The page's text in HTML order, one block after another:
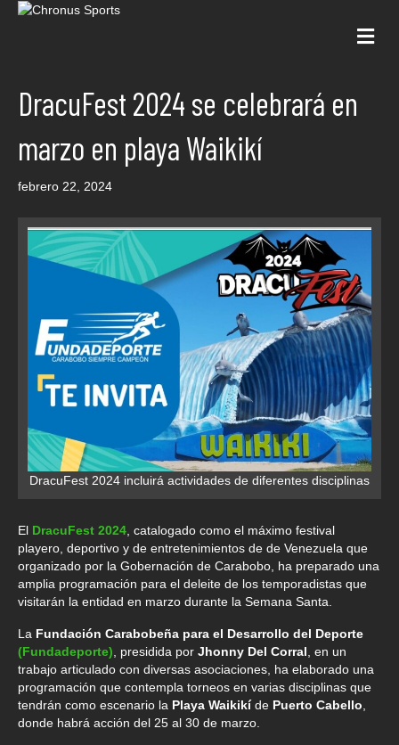
DracuFest 2024 se celebrará en
marzo en playa Waikikí
febrero 22, 2024
DracuFest 2024 incluirá actividades de diferentes disciplinas
El DracuFest 2024 , catalogado como el máximo festival
playero, deportivo y de entretenimientos de de Venezuela que
organizado por la Gobernación de Carabobo, ha preparado una
amplia programación para el deleite de los temporadistas que
visitarán la entidad en marzo durante la Semana Santa.
La Fundación Carabobeña para el Desarrollo del Deporte
(Fundadeporte) , presidida por Jhonny Del Corral , en un
trabajo articulado con diversas asociaciones, ha elaborado una
programación que contempla torneos en varias disciplinas que
tendrán como escenario la Playa Waikikíde Puerto Cabello
donde habrá acción del 25 al 30 de marzo.